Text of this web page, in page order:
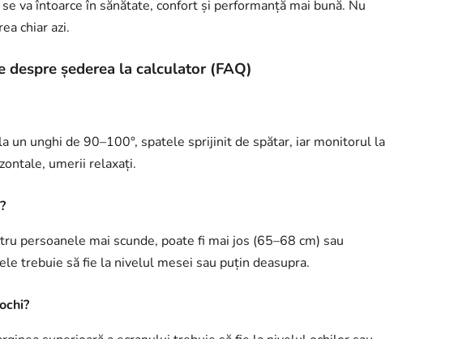
va întoarce în sănătate, confort și performanță mai bună. Nu
chiar azi.
despre șederea la calculator (FAQ)
un unghi de 90–100°, spatele sprijinit de spătar, iar monitorul la
umerii relaxați.
persoanele mai scunde, poate fi mai jos (65–68 cm) sau
trebuie să fie la nivelul mesei sau puțin deasupra.